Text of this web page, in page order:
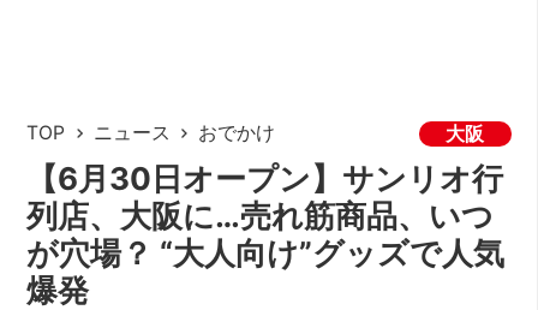
TOP ニュース おでかけ 大阪
【6月30日オープン】サンリオ行
列店、大阪に…売れ筋商品、いつ
が穴場？ “大人向け”グッズで人気
爆発